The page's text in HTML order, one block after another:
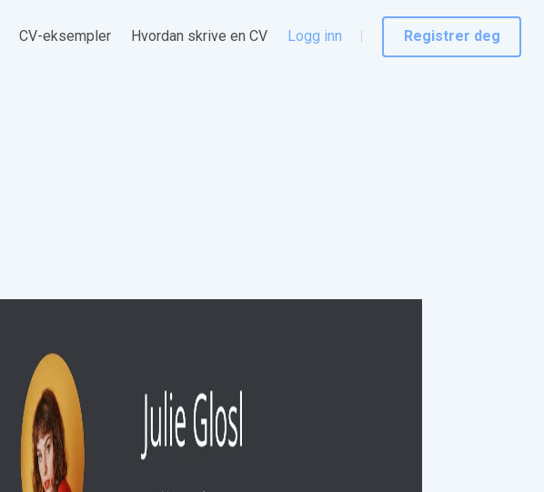
CV-eksempler Hvordan skrive en CV Logg inn Registrer deg